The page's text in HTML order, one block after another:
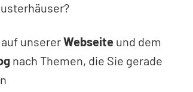
unsererWebseiteund dem
nach Themen, die Sie gerade